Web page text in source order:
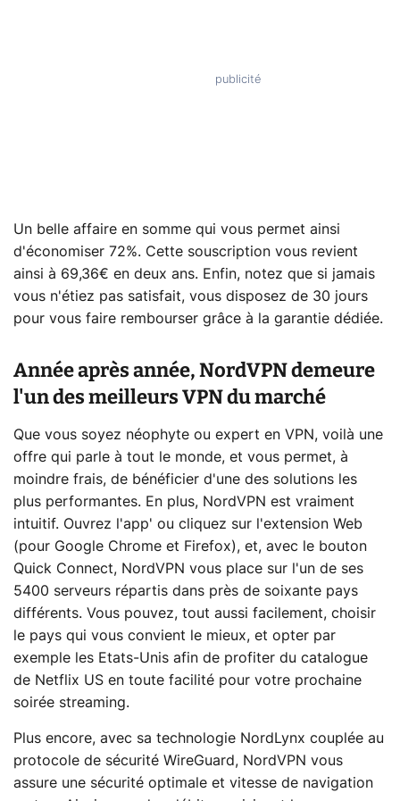
Un belle affaire en somme qui vous permet ainsi
d'économiser 72%. Cette souscription vous revient
ainsi à 69,36€ en deux ans. Enfin, notez que si jamais
vous n'étiez pas satisfait, vous disposez de 30 jours
pour vous faire rembourser grâce à la garantie dédiée.
Année après année, NordVPN demeure
l'un des meilleurs VPN du marché
Que vous soyez néophyte ou expert en VPN, voilà une
offre qui parle à tout le monde, et vous permet, à
moindre frais, de bénéficier d'une des solutions les
plus performantes. En plus, NordVPN est vraiment
intuitif. Ouvrez l'app' ou cliquez sur l'extension Web
(pour Google Chrome et Firefox), et, avec le bouton
Quick Connect, NordVPN vous place sur l'un de ses
5400 serveurs répartis dans près de soixante pays
différents. Vous pouvez, tout aussi facilement, choisir
le pays qui vous convient le mieux, et opter par
exemple les Etats-Unis afin de profiter du catalogue
de Netflix US en toute facilité pour votre prochaine
soirée streaming.
Plus encore, avec sa technologie NordLynx couplée au
protocole de sécurité WireGuard, NordVPN vous
assure une sécurité optimale et vitesse de navigation